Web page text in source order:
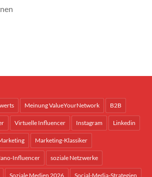
Meinung ValueYourNetwork B2B
Virtuelle Influencer Instagram Linkedin
Marketing-Klassiker
Influencer soziale Netzwerke
Soziale Medien 2026 Social-Media-Strategien